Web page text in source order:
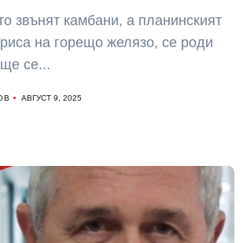
звънят камбани, а планинският
на горещо желязо, се роди
ще се...
АВГУСТ 9, 2025